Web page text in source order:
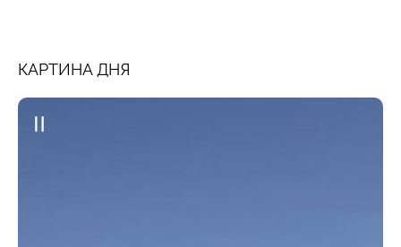
КАРТИНА ДНЯ